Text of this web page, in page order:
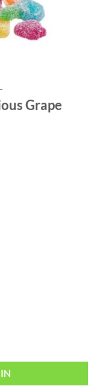
Grape